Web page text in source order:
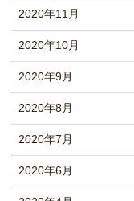
2020年11月
2020年10月
2020年9月
2020年8月
2020年7月
2020年6月